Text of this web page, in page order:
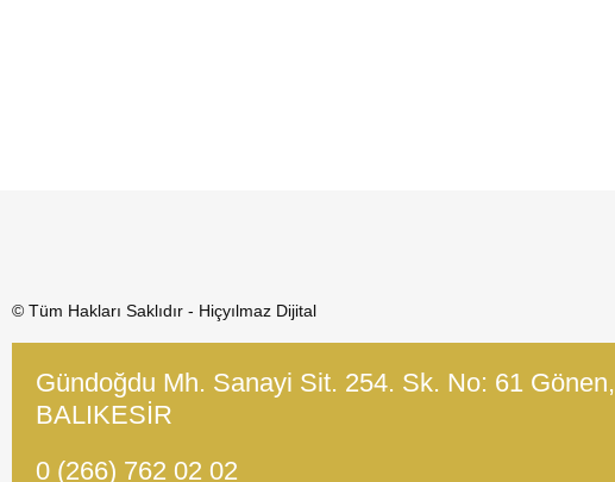
© Tüm Hakları Saklıdır - Hiçyılmaz Dijital
Gündoğdu Mh. Sanayi Sit. 254. Sk. No: 61 Gönen,
BALIKESİR
0 (266) 762 02 02